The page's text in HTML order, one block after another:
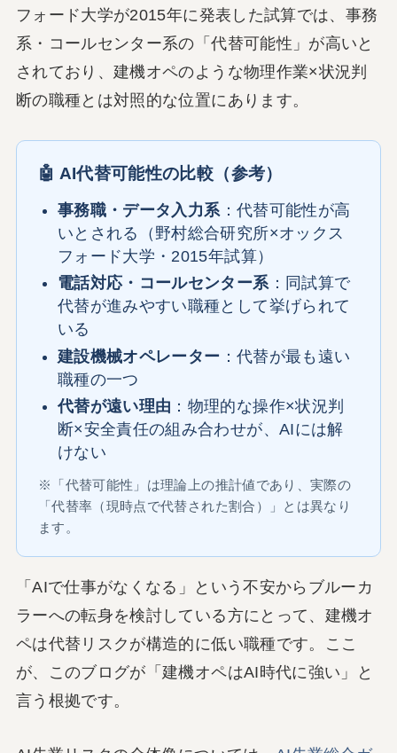
フォード大学が2015年に発表した試算では、事務
系・コールセンター系の「代替可能性」が高いと
されており、建機オペのような物理作業×状況判
断の職種とは対照的な位置にあります。
🤖 AI代替可能性の比較（参考）
事務職・データ入力系 ：代替可能性が高
いとされる（野村総合研究所×オックス
フォード大学・2015年試算）
電話対応・コールセンター系：同試算で
代替が進みやすい職種として挙げられて
いる
建設機械オペレーター ：代替が最も遠い
職種の一つ
代替が遠い理由 ：物理的な操作×状況判
断×安全責任の組み合わせが、AIには解
けない
※「代替可能性」は理論上の推計値であり、実際の
「代替率（現時点で代替された割合）」とは異なり
ます。
「AIで仕事がなくなる」という不安からブルーカ
ラーへの転身を検討している方にとって、建機オ
ペは代替リスクが構造的に低い職種です。ここ
が、このブログが「建機オペはAI時代に強い」と
言う根拠です。